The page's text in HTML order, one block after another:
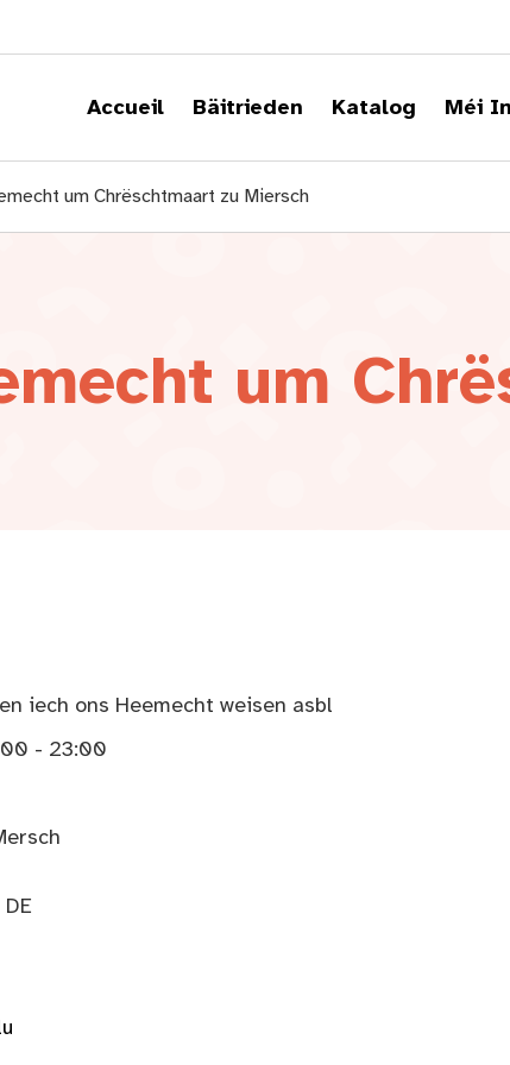
Accueil Bäitrieden Katalog Méi
um Chrëschtmaart zu Miersch
um
iech ons Heemecht weisen asbl
- 23:00
DE